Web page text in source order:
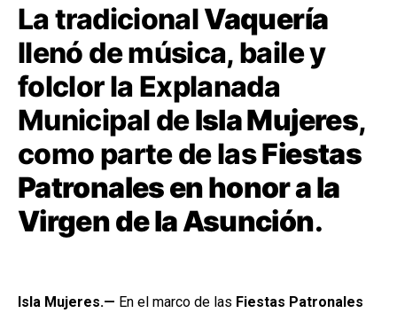
La tradicionalVaquería
llenó de música, baile y
folclor la Explanada
Municipal deIsla Mujeres,
como parte de lasFiestas
Patronales en honor a la
Virgen de la Asunción.
Isla Mujeres.— En el marco de las Fiestas Patronales